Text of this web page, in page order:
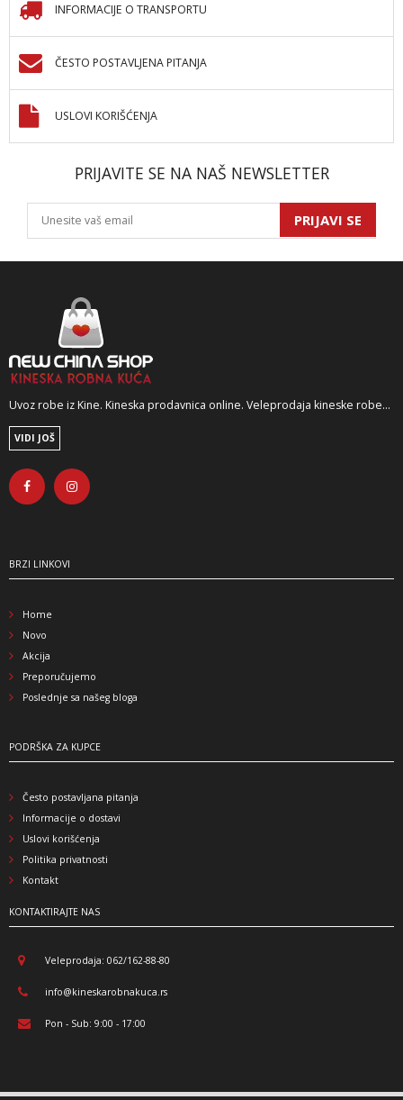
INFORMACIJE O TRANSPORTU
ČESTO POSTAVLJENA PITANJA
USLOVI KORIŠĆENJA
PRIJAVITE SE NA NAŠ NEWSLETTER
PRIJAVI SE
Uvoz robe iz Kine. Kineska prodavnica online. Veleprodaja kineske robe...
VIDI JOŠ
BRZI LINKOVI
Home
Novo
Akcija
Preporučujemo
Poslednje sa našeg bloga
PODRŠKA ZA KUPCE
Često postavljana pitanja
Informacije o dostavi
Uslovi korišćenja
Politika privatnosti
Kontakt
KONTAKTIRAJTE NAS
Veleprodaja: 062/162-88-80
info@kineskarobnakuca.rs
Pon - Sub: 9:00 - 17:00